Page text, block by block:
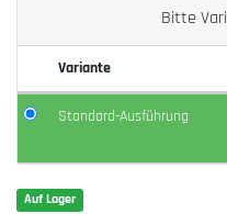
Bitte
Variante
Standard-Ausführung
Auf Lager